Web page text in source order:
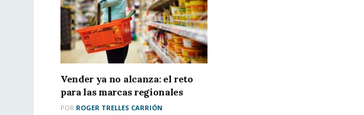
Vender ya no alcanza: el reto
para las marcas regionales
POR ROGER TRELLES CARRIÓN